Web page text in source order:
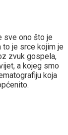
sve ono što je
to je srce kojim je
zvuk gospela,
a kojeg smo
koja